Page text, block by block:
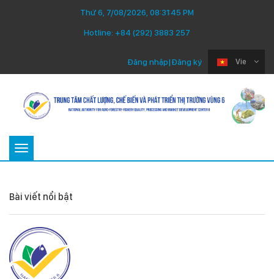
Thứ 6, 7/08/2026, 08:31:45 PM
Hotline: +84 (292) 3883 257
Vie
Đăng nhập|Đăng ký
Toggle
Bài viết nổi bật
Thứ Ba 22/07/2025